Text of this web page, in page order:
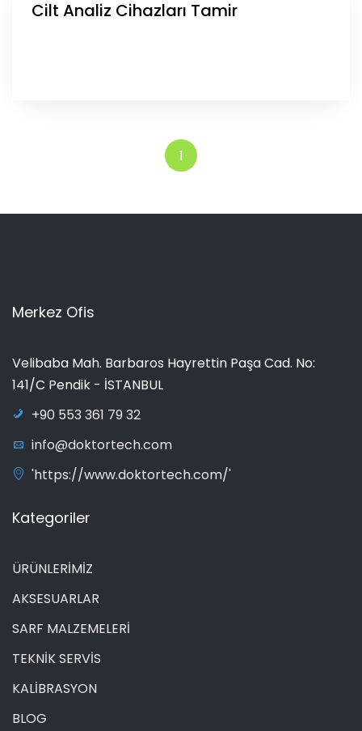
Cilt Analiz Cihazları Tamir
1
Merkez Ofis
Velibaba Mah. Barbaros Hayrettin Paşa Cad. No:
141/C Pendik - İSTANBUL
+90 553 361 79 32
info@doktortech.com
'https://www.doktortech.com/'
Kategoriler
ÜRÜNLERİMİZ
AKSESUARLAR
SARF MALZEMELERİ
TEKNİK SERVİS
KALİBRASYON
BLOG